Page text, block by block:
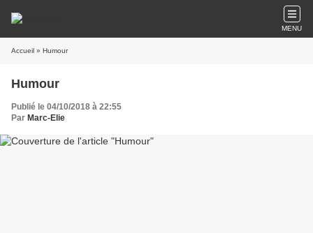
MENU
Accueil » Humour
Humour
Publié le 04/10/2018 à 22:55
Par Marc-Elie